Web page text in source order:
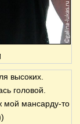
высоких.
головой.
мой мансарду-то